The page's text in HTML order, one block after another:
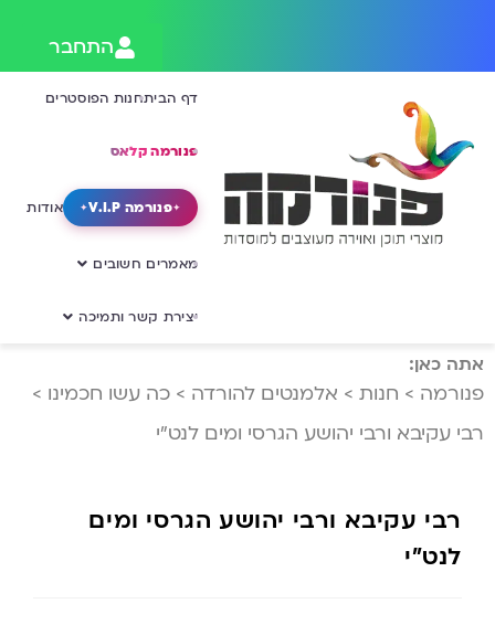
התחבר
דף הביתחנות הפוסטרים
פנורמה קלאס
פנורמה V.I.P אודות
מאמרים חשובים
יצירת קשר ותמיכה
אתה כאן:
פנורמה > חנות > אלמנטים להורדה > כה עשו חכמינו >
רבי עקיבא ורבי יהושע הגרסי ומים לנט”י
רבי עקיבא ורבי יהושע הגרסי ומים
לנט”י